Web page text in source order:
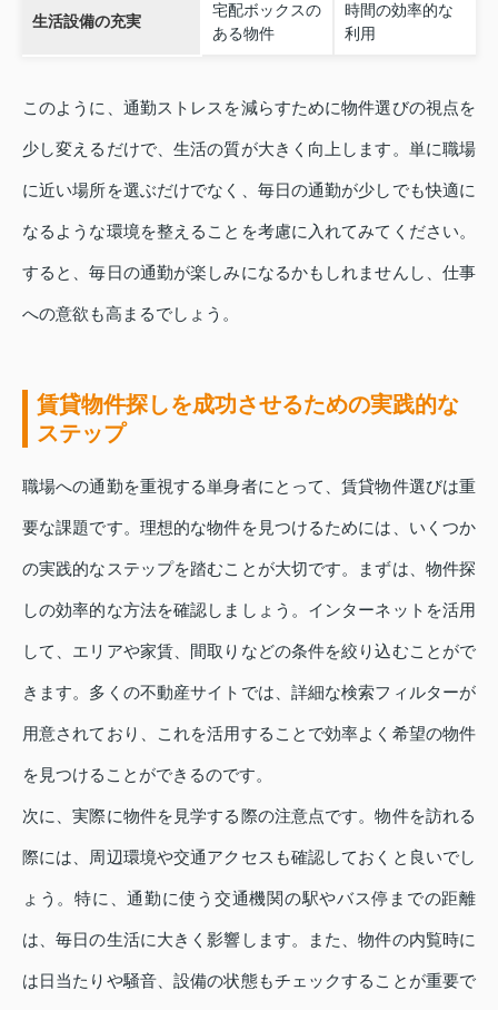
生活設備の充実
宅配ボックスの
ある物件
時間の効率的な
利用
このように、通勤ストレスを減らすために物件選びの視点を
少し変えるだけで、生活の質が大きく向上します。単に職場
に近い場所を選ぶだけでなく、毎日の通勤が少しでも快適に
なるような環境を整えることを考慮に入れてみてください。
すると、毎日の通勤が楽しみになるかもしれませんし、仕事
への意欲も高まるでしょう。
賃貸物件探しを成功させるための実践的な
ステップ
職場への通勤を重視する単身者にとって、賃貸物件選びは重
要な課題です。理想的な物件を見つけるためには、いくつか
の実践的なステップを踏むことが大切です。まずは、物件探
しの効率的な方法を確認しましょう。インターネットを活用
して、エリアや家賃、間取りなどの条件を絞り込むことがで
きます。多くの不動産サイトでは、詳細な検索フィルターが
用意されており、これを活用することで効率よく希望の物件
を見つけることができるのです。
次に、実際に物件を見学する際の注意点です。物件を訪れる
際には、周辺環境や交通アクセスも確認しておくと良いでし
ょう。特に、通勤に使う交通機関の駅やバス停までの距離
は、毎日の生活に大きく影響します。また、物件の内覧時に
は日当たりや騒音、設備の状態もチェックすることが重要で